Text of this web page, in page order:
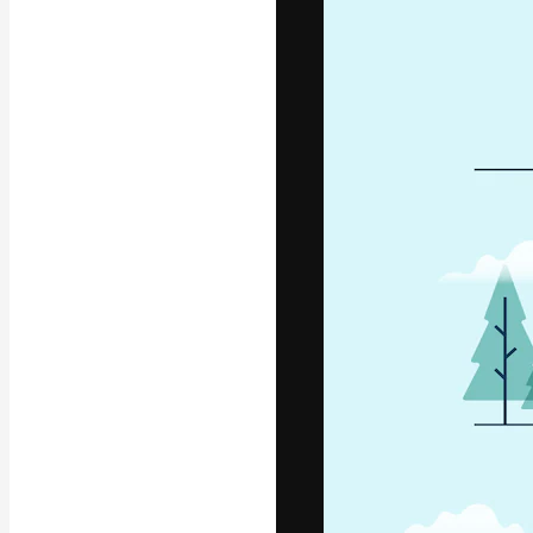
La
migliori lavori.
creativi,
Copyright © 2010-